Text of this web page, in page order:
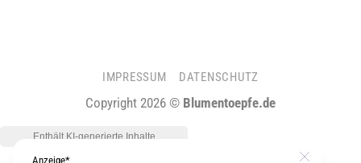
IMPRESSUM DATENSCHUTZ
Copyright 2026 © Blumentoepfe.de
Anzeige*